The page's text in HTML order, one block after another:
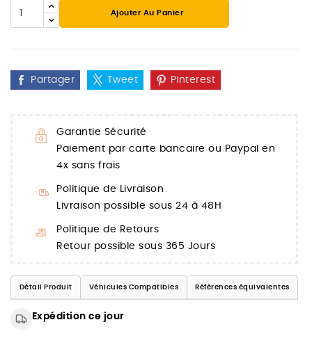
Ajouter Au Panier
Partager Tweet Pinterest
Garantie Sécurité
Paiement par carte bancaire ou Paypal en
4x sans frais
Politique de Livraison
Livraison possible sous 24 à 48H
Politique de Retours
Retour possible sous 365 Jours
Détail Produit Véhicules Compatibles Références équivalentes
Expédition ce jour